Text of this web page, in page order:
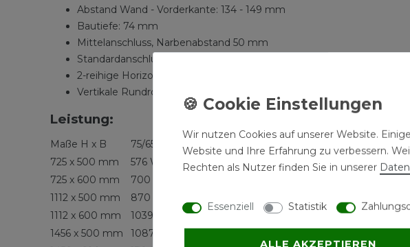
Abstand Wand - Vorderkante: 134 - 149 mm
Bautiefe: 74 mm
Mittelanschluss, Narbenabstand 50 mm
Standardanschluss außen, Narbenabstand Breite minus 40 mm
2-reihige Horizontale Rundrohre 23 mm
Vertikale Rundrohren 30 mm
Leistung:
Maße H x B 75/65/20 °C 70/55/20°C
55/45/20°C
725 x 500 mm
576 Watt 469 Watt
307 Watt
725 x 600 mm
700 Watt
1112 x 500 mm
870 Watt
1112 x 600 mm
1039 Watt 843 Watt
550 Watt
1456 x 500 mm
1087 Watt
Wir nutzen Cookies auf unserer Website.
Website und Ihre Erfahrung zu verbessern.
Rechten als Nutzer finden Sie in unserer
Essenziell Statistik
ALLE AKZEPTIEREN